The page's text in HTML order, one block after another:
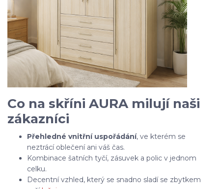
Co na skříni AURA milují naši
zákazníci
Přehledné vnitřní uspořádání, ve kterém se
neztrácí oblečení ani váš čas.
Kombinace šatních tyčí, zásuvek a polic v jednom
celku.
Decentní vzhled, který se snadno sladí se zbytkem